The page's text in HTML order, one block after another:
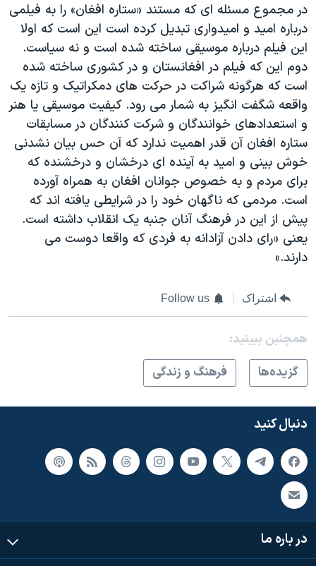
در مجموع مسئله ای که مستند «ستاره افغان» را به فیلمی
درباره امید و امیدواری تبدیل کرده است این است که اولا
این فیلم درباره موسیقی ساخته شده است و نه سیاست.
دوم این که فیلم در افغانستان و در کشوری ساخته شده
است که هرگونه شراکت در حرکت های دمکراتیک و تازه یک
واقعه شگفت انگیز به شمار می رود. کیفیت موسیقی یا هنر
و استعدادهای خوانندگان و شرکت کنندگان در مسابقات
ستاره افغان آن قدر اهمیت ندارد که آن حس بیان نشدنی
خوش بینی و امید به آینده ای درخشان و درخشنده که
برای مردم و به خصوص جوانان افغان به همراه آورده
است. مردمی که ناگهان خود را در شرایطی یافته اند که
پیش از این در فرهنگ آنان جنبه یک انقلاب داشته است.
یعنی «رای دادن آزادانه به فردی که واقعا دوست می
دارند.»
اشتراک Follow us
همچنبن ببینید:
گزيده‌ها
فرهنگ و زندگی
دنبال کنید
در باره ما